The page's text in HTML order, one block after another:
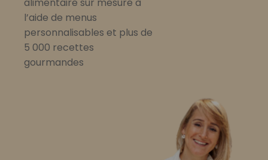
alimentaire sur mesure à
l’aide de menus
personnalisables et plus de
5 000 recettes
gourmandes